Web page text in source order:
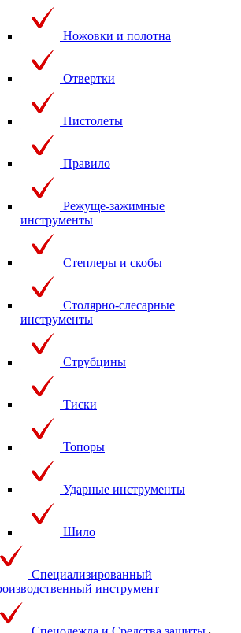
Ножовки и полотна
Отвертки
Пистолеты
Правило
Режуще-зажимные
инструменты
Степлеры и скобы
Столярно-слесарные
инструменты
Струбцины
Тиски
Топоры
Ударные инструменты
Шило
Специализированный
инструмент